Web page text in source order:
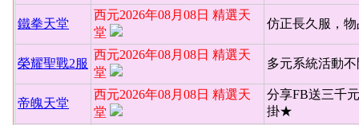
鐵拳天堂
西元2026年08月08日 精選天
堂
仿正長久服，
榮耀聖戰2服
西元2026年08月08日 精選天
堂
多元系統活動
帝魄天堂
西元2026年08月08日 精選天
堂
分享FB送三千
掛★